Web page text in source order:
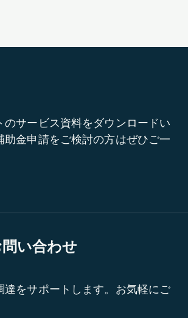
のサービス資料をダウンロードい
助金申請をご検討の方はぜひご一
い合わせ
達をサポートします。お気軽にご